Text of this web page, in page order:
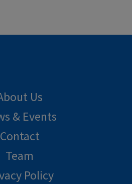
Us
& Events
Contact
Team
Policy